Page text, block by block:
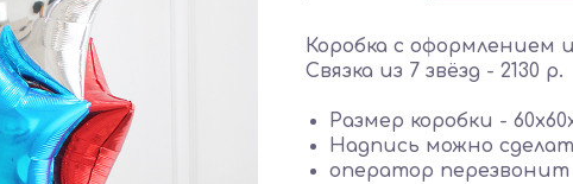
Коробка с оформлением
Связка из 7 звёзд - 2130 р.
Размер коробки -
Надпись можно
оператор